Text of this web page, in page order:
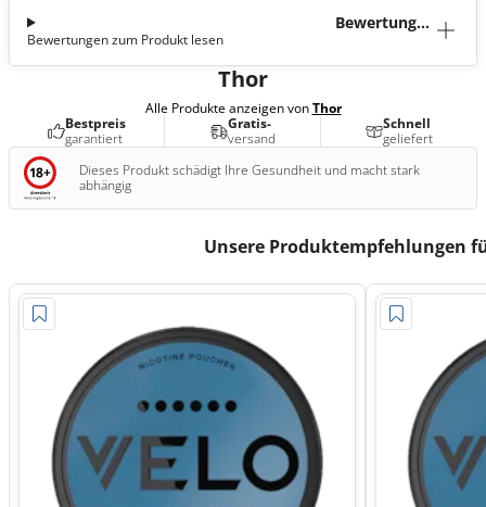
Bewertunge
Bewertungen zum Produkt lesen
Thor
Alle Produkte anzeigen vonThor
Bestpreis
garantiert
Gratis-
versand
Schnell
geliefert
Dieses Produkt schädigt Ihre Gesundheit und macht stark
abhängig
Unsere Produktempfehlungen